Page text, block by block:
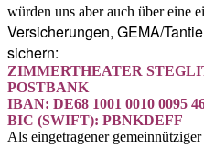
würden uns aber auch über eine
Versicherungen, GEMA/
sichern:
ZIMMERTHEATER
POSTBANK
IBAN: DE68 1001 0010 0095
BIC (SWIFT): PBNKDEFF
Als eingetragener